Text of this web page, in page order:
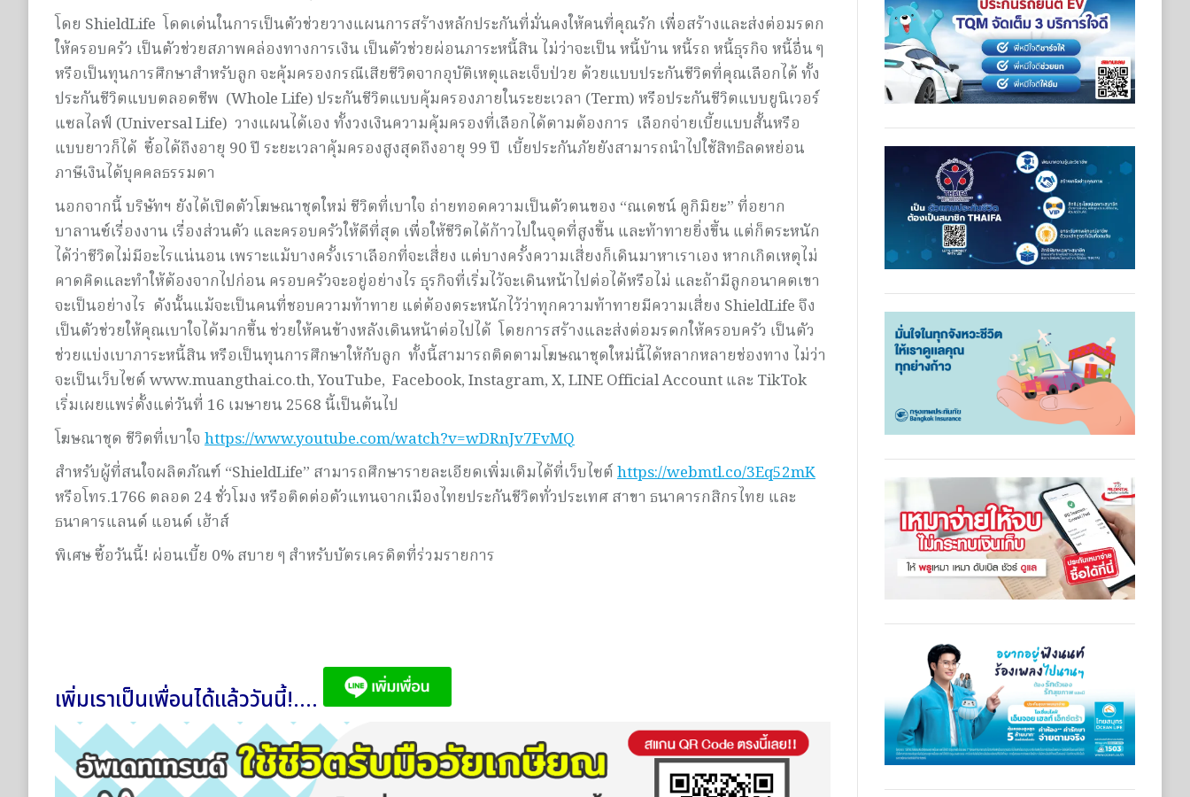
โดย ShieldLife โดดเด่นในการเป็นตัวช่วยวางแผนการสร้างหลักประกันที่มั่นคงให้คนที่คุณรัก เพื่อสร้างและส่งต่อมรดก
ให้ครอบครัว เป็นตัวช่วยสภาพคล่องทางการเงิน เป็นตัวช่วยผ่อนภาระหนี้สิน ไม่ว่าจะเป็น หนี้บ้าน หนี้รถ หนี้ธุรกิจ หนี้อื่น ๆ
หรือเป็นทุนการศึกษาสำหรับลูก จะคุ้มครองกรณีเสียชีวิตจากอุบัติเหตุและเจ็บป่วย ด้วยแบบประกันชีวิตที่คุณเลือกได้ ทั้ง
ประกันชีวิตแบบตลอดชีพ (Whole Life) ประกันชีวิตแบบคุ้มครองภายในระยะเวลา (Term) หรือประกันชีวิตแบบยูนิเวอร์
แซลไลฟ์ (Universal Life) วางแผนได้เอง ทั้งวงเงินความคุ้มครองที่เลือกได้ตามต้องการ เลือกจ่ายเบี้ยแบบสั้นหรือ
แบบยาวก็ได้ ซื้อได้ถึงอายุ 90 ปี ระยะเวลาคุ้มครองสูงสุดถึงอายุ 99 ปี เบี้ยประกันภัยยังสามารถนำไปใช้สิทธิลดหย่อน
ภาษีเงินได้บุคคลธรรมดา
นอกจากนี้ บริษัทฯ ยังได้เปิดตัวโฆษณาชุดใหม่ ชีวิตที่เบาใจ ถ่ายทอดความเป็นตัวตนของ “ณเดชน์ คูกิมิยะ” ที่อยาก
บาลานซ์เรื่องงาน เรื่องส่วนตัว และครอบครัวให้ดีที่สุด เพื่อให้ชีวิตได้ก้าวไปในจุดที่สูงขึ้น และท้าทายยิ่งขึ้น แต่ก็ตระหนัก
ได้ว่าชีวิตไม่มีอะไรแน่นอน เพราะแม้บางครั้งเราเลือกที่จะเสี่ยง แต่บางครั้งความเสี่ยงก็เดินมาหาเราเอง หากเกิดเหตุไม่
คาดคิดและทำให้ต้องจากไปก่อน ครอบครัวจะอยู่อย่างไร ธุรกิจที่เริ่มไว้จะเดินหน้าไปต่อได้หรือไม่ และถ้ามีลูกอนาคตเขา
จะเป็นอย่างไร ดังนั้นแม้จะเป็นคนที่ชอบความท้าทาย แต่ต้องตระหนักไว้ว่าทุกความท้าทายมีความเสี่ยง ShieldLife จึง
เป็นตัวช่วยให้คุณเบาใจได้มากขึ้น ช่วยให้คนข้างหลังเดินหน้าต่อไปได้ โดยการสร้างและส่งต่อมรดกให้ครอบครัว เป็นตัว
ช่วยแบ่งเบาภาระหนี้สิน หรือเป็นทุนการศึกษาให้กับลูก ทั้งนี้สามารถติดตามโฆษณาชุดใหม่นี้ได้หลากหลายช่องทาง ไม่ว่า
จะเป็นเว็บไซต์ www.muangthai.co.th, YouTube, Facebook, Instagram, X, LINE Official Account และ TikTok
เริ่มเผยแพร่ตั้งแต่วันที่ 16 เมษายน 2568 นี้เป็นต้นไป
โฆษณาชุด ชีวิตที่เบาใจ https://www.youtube.com/watch?v=wDRnJv7FvMQ
สำหรับผู้ที่สนใจผลิตภัณฑ์ “ShieldLife” สามารถศึกษารายละเอียดเพิ่มเติมได้ที่เว็บไซต์ https://webmtl.co/3Eq52mK
หรือโทร.1766 ตลอด 24 ชั่วโมง หรือติดต่อตัวแทนจากเมืองไทยประกันชีวิตทั่วประเทศ สาขา ธนาคารกสิกรไทย และ
ธนาคารแลนด์ แอนด์ เฮ้าส์
พิเศษ ซื้อวันนี้! ผ่อนเบี้ย 0% สบาย ๆ สำหรับบัตรเครดิตที่ร่วมรายการ
เพิ่มเราเป็นเพื่อนได้แล้ววันนี้!....